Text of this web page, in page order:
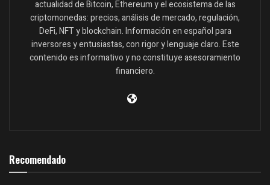
actualidad de Bitcoin, Ethereum y el ecosistema de las
criptomonedas: precios, análisis de mercado, regulación,
DeFi, NFT y blockchain. Información en español para
inversores y entusiastas, con rigor y lenguaje claro. Este
contenido es informativo y no constituye asesoramiento
financiero.
Recomendado